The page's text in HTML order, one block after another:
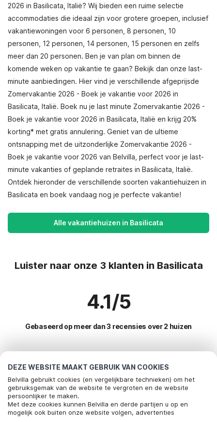
DEZE WEBSITE MAAKT GEBRUIK VAN COOKIES
Belvilla gebruikt cookies (en vergelijkbare technieken) om het
gebruiksgemak van de website te vergroten en de website
persoonlijker te maken.
Met deze cookies kunnen Belvilla en derde partijen u op en
mogelijk ook buiten onze website volgen, advertenties
2026 in Basilicata, Italië? Wij bieden een ruime selectie
accommodaties die ideaal zijn voor grotere groepen, inclusief
vakantiewoningen voor 6 personen, 8 personen, 10
personen, 12 personen, 14 personen, 15 personen en zelfs
meer dan 20 personen. Ben je van plan om binnen de
komende weken op vakantie te gaan? Bekijk dan onze last-
minute aanbiedingen. Hier vind je verschillende afgeprijsde
Zomervakantie 2026 - Boek je vakantie voor 2026 in
Basilicata, Italië. Boek nu je last minute Zomervakantie 2026 -
Boek je vakantie voor 2026 in Basilicata, Italië en krijg 20%
korting* met gratis annulering. Geniet van de ultieme
ontsnapping met de uitzonderlijke Zomervakantie 2026 -
Boek je vakantie voor 2026 van Belvilla, perfect voor je last-
minute vakanties of geplande retraites in Basilicata, Italië.
Ontdek hieronder de verschillende soorten vakantiehuizen in
Basilicata en boek vandaag nog je perfecte vakantie!
Alle vakantiehuizen in Basilicata
Luister naar onze 3 klanten in Basilicata
4.1/5
Gebaseerd op meer dan 3 recensies over 2 huizen
Meest populaire bestemmingen voor
vakantie
Populaire voorzieningen voor vakantie in Basilicata
Vakantie met hond - Huisdiervriendelijke vakantiehuizen
Top regio's met top voorzieningen voor vakantie
Bel om te boeken